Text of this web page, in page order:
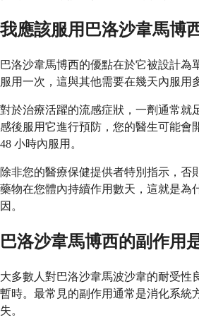
我應該服用巴洛沙韋馬博
巴洛沙韋馬博西的優點在於它被設計為
服用一次，這與其他需要在幾天內服用
對於治療活躍的流感症狀，一劑通常就
感後服用它進行預防，您的醫生可能會
48 小時內服用。
除非您的醫療保健提供者特別指示，否
藥物在您體內持續作用數天，這就是為
因。
巴洛沙韋馬博西的副作用
大多數人對巴洛沙韋馬波沙韋的耐受性
暫時。最常見的副作用通常是消化系統
失。